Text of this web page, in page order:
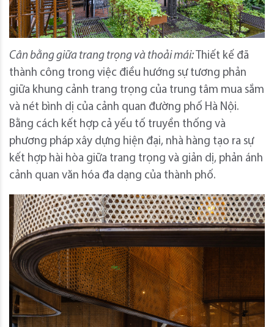
Cân bằng giữa trang trọng và thoải mái: Thiết kế đã
thành công trong việc điều hướng sự tương phản
giữa khung cảnh trang trọng của trung tâm mua sắm
và nét bình dị của cảnh quan đường phố Hà Nội.
Bằng cách kết hợp cả yếu tố truyền thống và
phương pháp xây dựng hiện đại, nhà hàng tạo ra sự
kết hợp hài hòa giữa trang trọng và giản dị, phản ánh
cảnh quan văn hóa đa dạng của thành phố.